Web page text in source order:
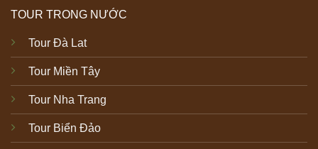
TOUR TRONG NƯỚC
Tour Đà Lat
Tour Miền Tây
Tour Nha Trang
Tour Biển Đảo